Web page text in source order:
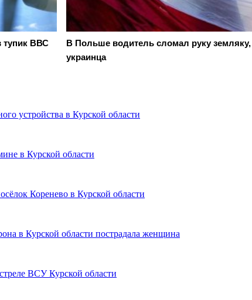
тупик ВВС
В Польше водитель сломал руку земляку,
украинца
устройства в Курской области
в Курской области
Коренево в Курской области
в Курской области пострадала женщина
ВСУ Курской области